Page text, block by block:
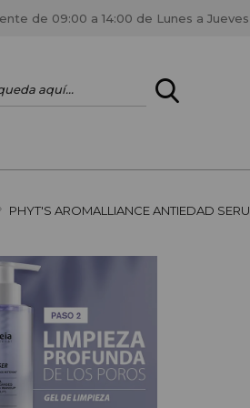
Si eres propietario de
de 09:00 a 14:00 de Lunes a
PHYT'S AROMALLIANCE ANTIEDAD